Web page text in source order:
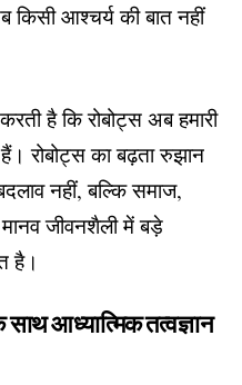
किसी आश्चर्य की बात नहीं
है कि रोबोट्स अब हमारी
रोबोट्स का बढ़ता रुझान
नहीं, बल्कि समाज,
जीवनशैली में बड़े
है।
आध्यात्मिक तत्वज्ञान